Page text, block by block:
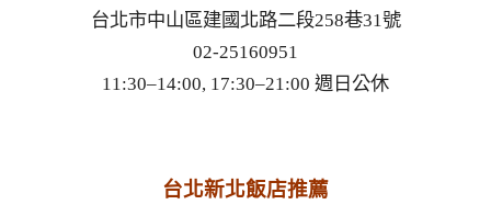
台北市中山區建國北路二段258巷31號
02-25160951
11:30–14:00, 17:30–21:00 週日公休
台北新北飯店推薦